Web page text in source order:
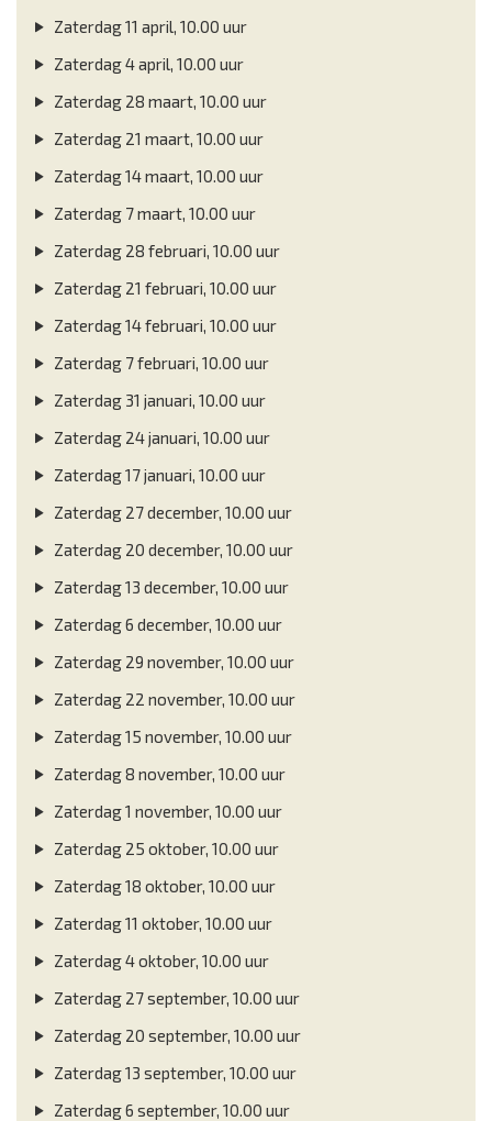
Zaterdag 11 april, 10.00 uur
Zaterdag 4 april, 10.00 uur
Zaterdag 28 maart, 10.00 uur
Zaterdag 21 maart, 10.00 uur
Zaterdag 14 maart, 10.00 uur
Zaterdag 7 maart, 10.00 uur
Zaterdag 28 februari, 10.00 uur
Zaterdag 21 februari, 10.00 uur
Zaterdag 14 februari, 10.00 uur
Zaterdag 7 februari, 10.00 uur
Zaterdag 31 januari, 10.00 uur
Zaterdag 24 januari, 10.00 uur
Zaterdag 17 januari, 10.00 uur
Zaterdag 27 december, 10.00 uur
Zaterdag 20 december, 10.00 uur
Zaterdag 13 december, 10.00 uur
Zaterdag 6 december, 10.00 uur
Zaterdag 29 november, 10.00 uur
Zaterdag 22 november, 10.00 uur
Zaterdag 15 november, 10.00 uur
Zaterdag 8 november, 10.00 uur
Zaterdag 1 november, 10.00 uur
Zaterdag 25 oktober, 10.00 uur
Zaterdag 18 oktober, 10.00 uur
Zaterdag 11 oktober, 10.00 uur
Zaterdag 4 oktober, 10.00 uur
Zaterdag 27 september, 10.00 uur
Zaterdag 20 september, 10.00 uur
Zaterdag 13 september, 10.00 uur
Zaterdag 6 september, 10.00 uur